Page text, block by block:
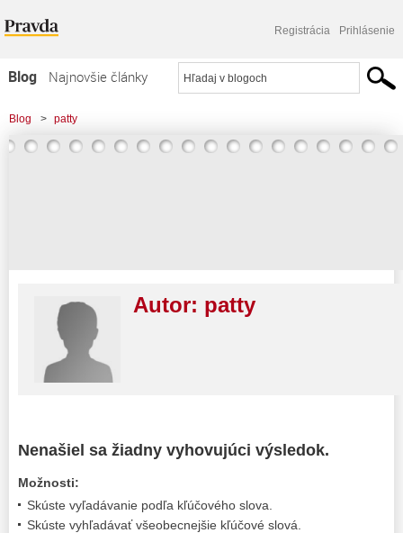
Registrácia Prihlásenie
Blog
Najnovšie články
Najčítanejšie články
Najkomentovanejšie články
Blog > patty
Autor: patty
Nenašiel sa žiadny vyhovujúci výsledok.
Možnosti:
Skúste vyľadávanie podľa kľúčového slova.
Skúste vyhľadávať všeobecnejšie kľúčové slová.